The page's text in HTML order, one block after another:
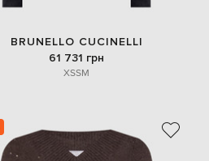
BRUNELLO CUCINELLI
61 731 грн
XSSM